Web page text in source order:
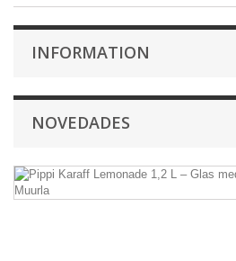
INFORMATION
NOVEDADES